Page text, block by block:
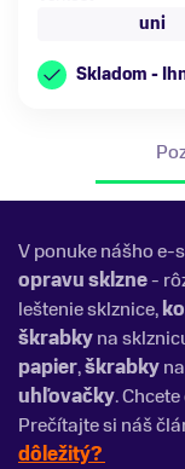
uni
Skladom -
V ponuke nášho e-
opravu sklzne-
leštenie sklznice,
škrabkyna
papier,škrabky
uhľovačky.
Prečítajte si náš
dôležitý?